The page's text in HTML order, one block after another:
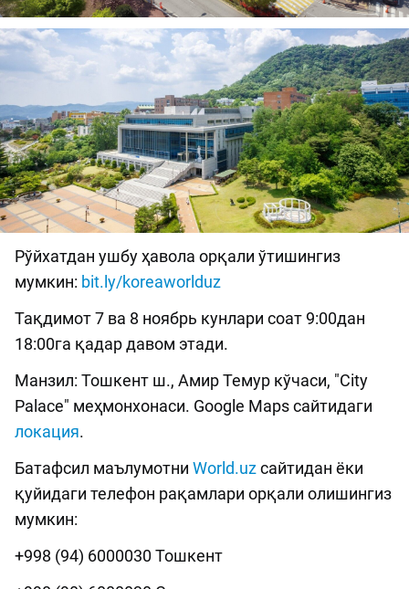
Рўйхатдан ушбу ҳавола орқали ўтишингиз
мумкин: bit.ly/koreaworlduz
Тақдимот 7 ва 8 ноябрь кунлари соат 9:00дан
18:00га қадар давом этади.
Манзил: Тошкент ш., Амир Темур кўчаси, "City
Palace" меҳмонхонаси. Google Maps сайтидаги
локация.
Батафсил маълумотни World.uzсайтидан ёки
қуйидаги телефон рақамлари орқали олишингиз
мумкин:
+998 (94) 6000030 Тошкент